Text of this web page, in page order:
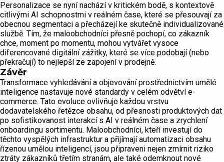
Personalizace se nyní nachází v kritickém bodě, s kontextově
citlivými AI schopnostmi v reálném čase, které se přesouvají za
obecnou segmentaci a přecházejí ke skutečně individualizované
službě. Tím, že maloobchodníci přesně pochopí, co zákazník
chce, moment po momentu, mohou vytvářet vysoce
diferencované digitální zážitky, které se více podobají (nebo
překračují) to nejlepší ze zapojení v prodejně.
Závěr
Transformace vyhledávání a objevování prostřednictvím umělé
inteligence nastavuje nové standardy v celém odvětví e-
commerce. Tato evoluce ovlivňuje každou vrstvu
dodavatelského řetězce obsahu, od přesnosti produktových dat
po sofistikovanost interakcí s AI v reálném čase a zrychlení
onboardingu sortimentu. Maloobchodníci, kteří investují do
těchto vyspělých infrastruktur a přijímají automatizaci obsahu
řízenou umělou inteligencí, jsou připraveni nejen zmírnit riziko
ztráty zákazníků třetím stranám, ale také odemknout nové